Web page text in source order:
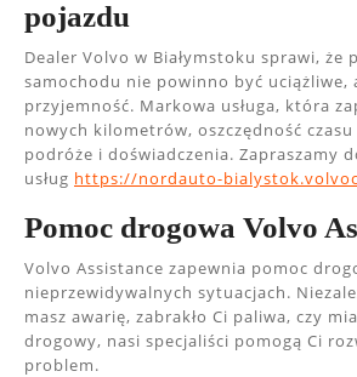
pojazdu
Dealer Volvo w Białymstoku sprawi, że
samochodu nie powinno być uciążliwe,
przyjemność. Markowa usługa, która
nowych kilometrów, oszczędność
podróże i doświadczenia. Zapraszamy
usług https://nordauto-
Pomoc drogowa Volvo
Volvo Assistance zapewnia pomoc
nieprzewidywalnych sytuacjach.
masz awarię, zabrakło Ci paliwa, czy
drogowy, nasi specjaliści pomogą Ci
problem.